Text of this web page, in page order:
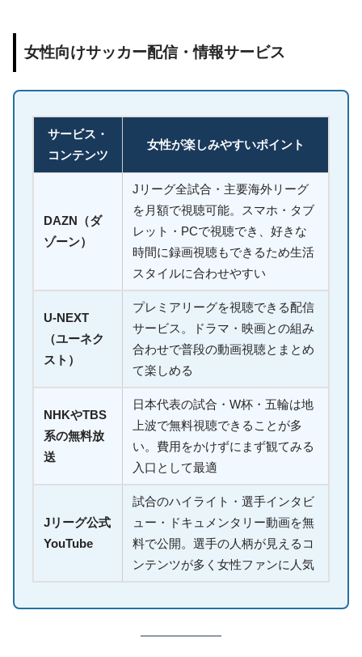
女性向けサッカー配信・情報サービス
サービス・
コンテンツ
女性が楽しみやすいポイント
DAZN（ダ
ゾーン）
Jリーグ全試合・主要海外リーグ
を月額で視聴可能。スマホ・タブ
レット・PCで視聴でき、好きな
時間に録画視聴もできるため生活
スタイルに合わせやすい
U-NEXT
（ユーネク
スト）
プレミアリーグを視聴できる配信
サービス。ドラマ・映画との組み
合わせで普段の動画視聴とまとめ
て楽しめる
NHKやTBS
系の無料放
送
日本代表の試合・W杯・五輪は地
上波で無料視聴できることが多
い。費用をかけずにまず観てみる
入口として最適
Jリーグ公式
YouTube
試合のハイライト・選手インタビ
ュー・ドキュメンタリー動画を無
料で公開。選手の人柄が見えるコ
ンテンツが多く女性ファンに人気